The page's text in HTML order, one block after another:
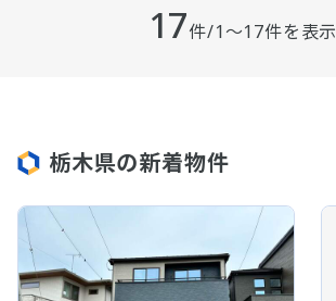
17件/1～17件を表示
栃木県の新着物件